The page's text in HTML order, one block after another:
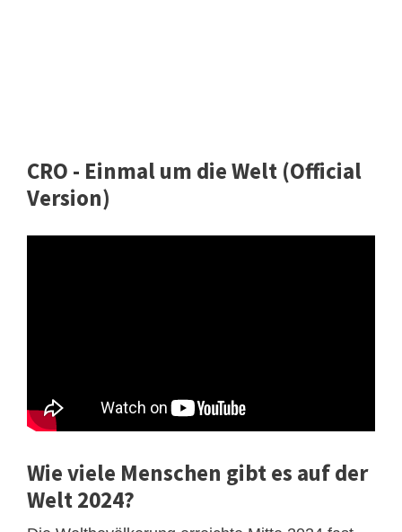
CRO - Einmal um die Welt (Official
Version)
Wie viele Menschen gibt es auf der
Welt 2024?